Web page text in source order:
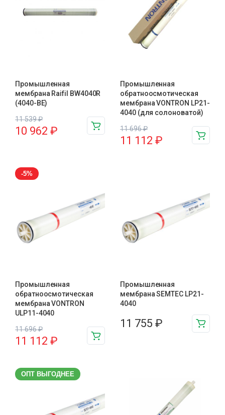
Промышленная
мембрана Raifil BW4040R
(4040-BE)
11 539₽
10 962 ₽
Промышленная
обратноосмотическая
мембрана VONTRON LP21-
4040 (для солоноватой)
11 696₽
11 112 ₽
-5%
Промышленная
обратноосмотическая
мембрана VONTRON
ULP11-4040
11 696₽
11 112 ₽
Промышленная
мембрана SEMTEC LP21-
4040
11 755 ₽
ОПТ ВЫГОДНЕЕ